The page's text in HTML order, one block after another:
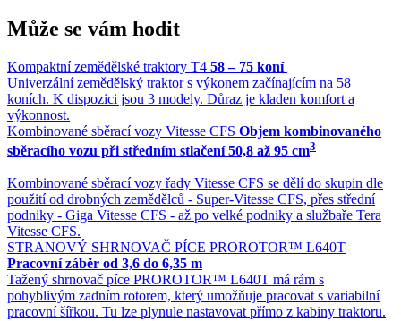
Může se vám hodit
Kompaktní zemědělské traktory T4 58 – 75 koní
Univerzální zemědělský traktor s výkonem začínajícím na 58
koních. K dispozici jsou 3 modely. Důraz je kladen komfort a
výkonnost.
Kombinované sběrací vozy Vitesse CFS Objem kombinovaného
sběracího vozu při středním stlačení 50,8 až 95 cm3
Kombinované sběrací vozy řady Vitesse CFS se dělí do skupin dle
použití od drobných zemědělců - Super-Vitesse CFS, přes střední
podniky - Giga Vitesse CFS - až po velké podniky a službaře Tera
Vitesse CFS.
STRANOVÝ SHRNOVAČ PÍCE PROROTOR™ L640T
Pracovní záběr od 3,6 do 6,35 m
Tažený shrnovač píce PROROTOR™ L640T má rám s
pohyblivým zadním rotorem, který umožňuje pracovat s variabilní
pracovní šířkou. Tu lze plynule nastavovat přímo z kabiny traktoru.